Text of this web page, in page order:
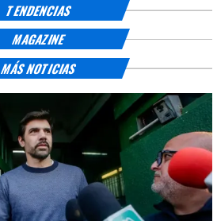
TENDENCIAS
MAGAZINE
MÁS NOTICIAS